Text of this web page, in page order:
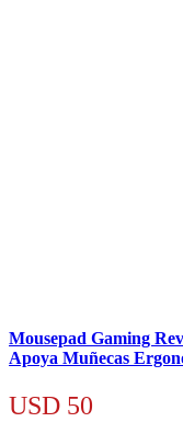
Mousepad Gaming
Apoya Muñecas
USD 50